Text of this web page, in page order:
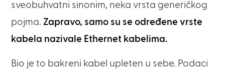
sveobuhvatni sinonim, neka vrsta generičkog
pojma. Zapravo, samo su se određene vrste
kabela nazivale Ethernet kabelima.
Bio je to bakreni kabel upleten u sebe. Podaci